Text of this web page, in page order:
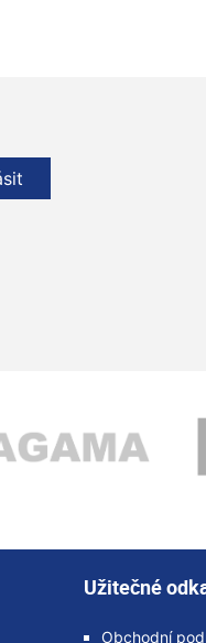
Užitečné
Obchodní